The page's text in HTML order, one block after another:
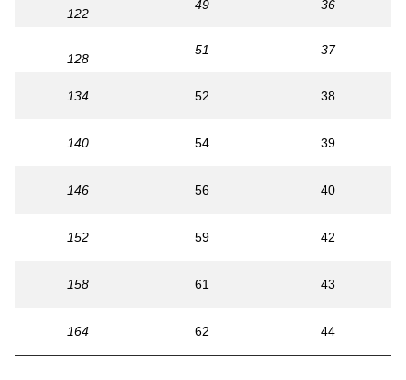
122
49 36
128
51 37
134 52 38
140 54 39
146 56 40
152 59 42
158 61 43
164 62 44